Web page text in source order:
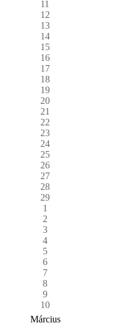
11
12
13
14
15
16
17
18
19
20
21
22
23
24
25
26
27
28
29
1
2
3
4
5
6
7
8
9
10
Március